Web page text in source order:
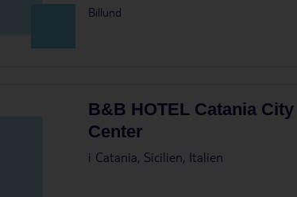
Billund
B&B HOTEL Catania City
Center
i Catania, Sicilien, Italien